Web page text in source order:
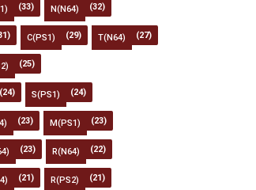
(33) N(N64) (32)
C(PS1) (29) T(N64) (27)
(25)
(24) S(PS1) (24)
(23) M(PS1) (23)
(23) R(N64) (22)
(21) R(PS2) (21)